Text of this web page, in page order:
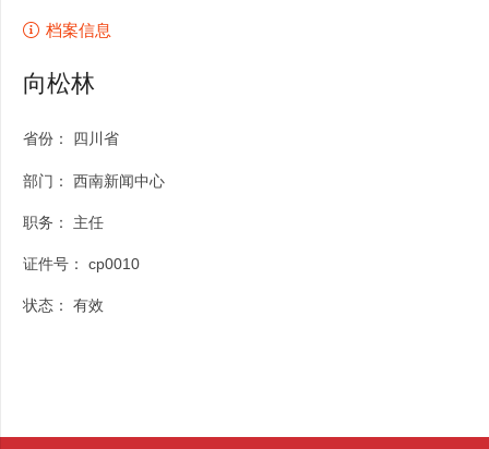
档案信息
向松林
省份： 四川省
部门： 西南新闻中心
职务： 主任
证件号： cp0010
状态： 有效